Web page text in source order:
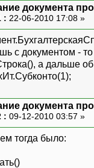
документа
: 22-06-2010 17:08 »
с документом -
а дальше
документа
: 09-12-2010 03:57 »
тогда было: